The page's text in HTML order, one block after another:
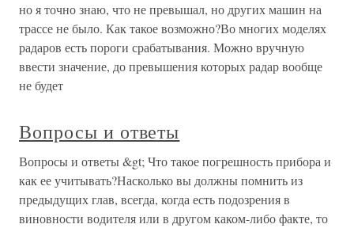
но я точно знаю, что не превышал, но других машин на
трассе не было. Как такое возможно?Во многих моделях
радаров есть пороги срабатывания. Можно вручную
ввести значение, до превышения которых радар вообще
не будет
Вопросы и ответы
Вопросы и ответы &gt; Что такое погрешность прибора и
как ее учитывать?Насколько вы должны помнить из
предыдущих глав, всегда, когда есть подозрения в
виновности водителя или в другом каком-либо факте, то